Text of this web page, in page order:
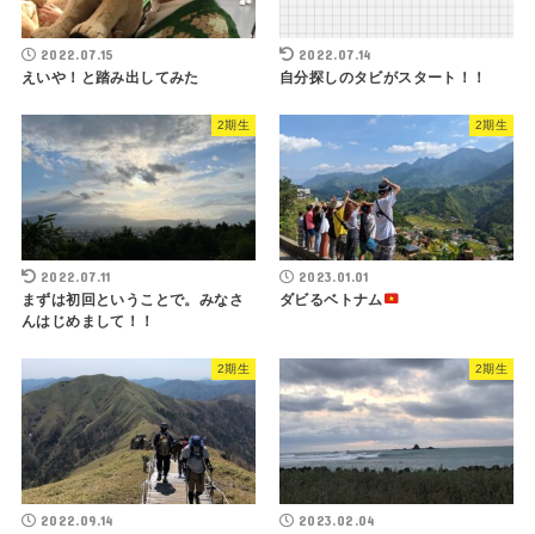
2022.07.15
えいや！と踏み出してみた
2022.07.14
自分探しのタビがスタート！！
2期生
2022.07.11
まずは初回ということで。みなさ
んはじめまして！！
2期生
2023.01.01
ダビるベトナム
2期生
2022.09.14
2期生
2023.02.04